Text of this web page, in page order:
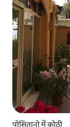
पोसितानो में कोठी